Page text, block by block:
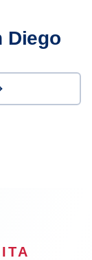
Diego